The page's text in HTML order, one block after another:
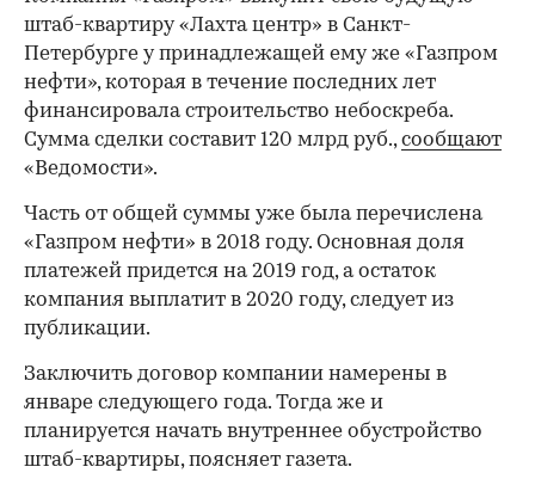
штаб-квартиру «Лахта центр» в Санкт-
Петербурге у принадлежащей ему же «Газпром
нефти», которая в течение последних лет
финансировала строительство небоскреба.
Сумма сделки составит 120 млрд руб.,сообщают
«Ведомости».
Часть от общей суммы уже была перечислена
«Газпром нефти» в 2018 году. Основная доля
платежей придется на 2019 год, а остаток
компания выплатит в 2020 году, следует из
публикации.
Заключить договор компании намерены в
январе следующего года. Тогда же и
планируется начать внутреннее обустройство
штаб-квартиры, поясняет газета.